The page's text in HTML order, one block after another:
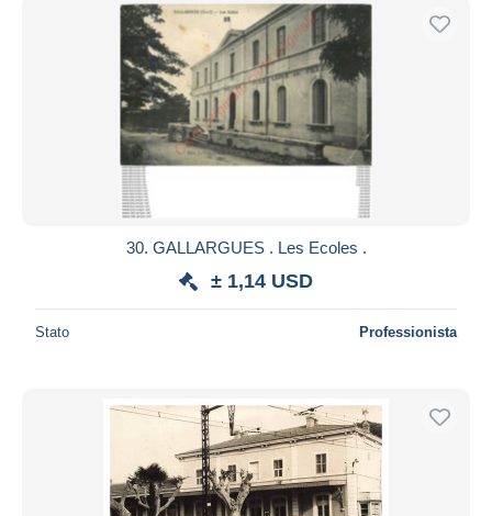
30. GALLARGUES . Les Ecoles .
± 1,14 USD
Stato Professionista